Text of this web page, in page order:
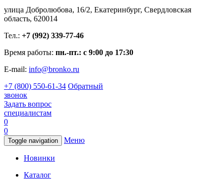
улица Добролюбова, 16/2, Екатеринбург, Свердловская
область, 620014
Тел.: +7 (992) 339-77-46
Время работы: пн.-пт.: с 9:00 до 17:30
E-mail: info@bronko.ru
+7 (800) 550-61-34 Обратный
звонок
Задать вопрос
специалистам
0
0
Toggle navigation Меню
Новинки
Каталог